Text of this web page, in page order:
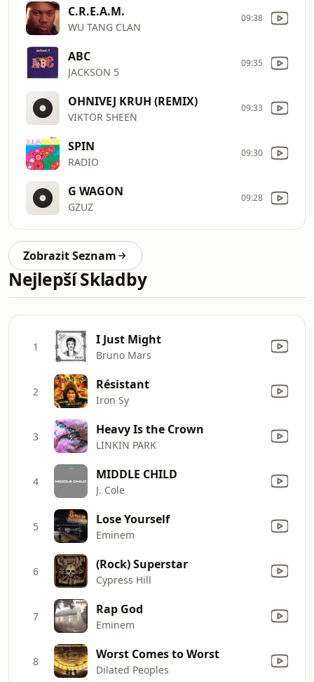
C.R.E.A.M.
WU TANG CLAN
09:38
ABC
JACKSON 5
09:35
OHNIVEJ KRUH (REMIX)
VIKTOR SHEEN
09:33
SPIN
RADIO
09:30
G WAGON
GZUZ
09:28
Zobrazit Seznam
Nejlepší Skladby
1 I Just Might
Bruno Mars
2 Résistant
Iron Sy
3 Heavy Is the Crown
LINKIN PARK
4 MIDDLE CHILD
J. Cole
5 Lose Yourself
Eminem
6 (Rock) Superstar
Cypress Hill
7 Rap God
Eminem
8 Worst Comes to Worst
Dilated Peoples